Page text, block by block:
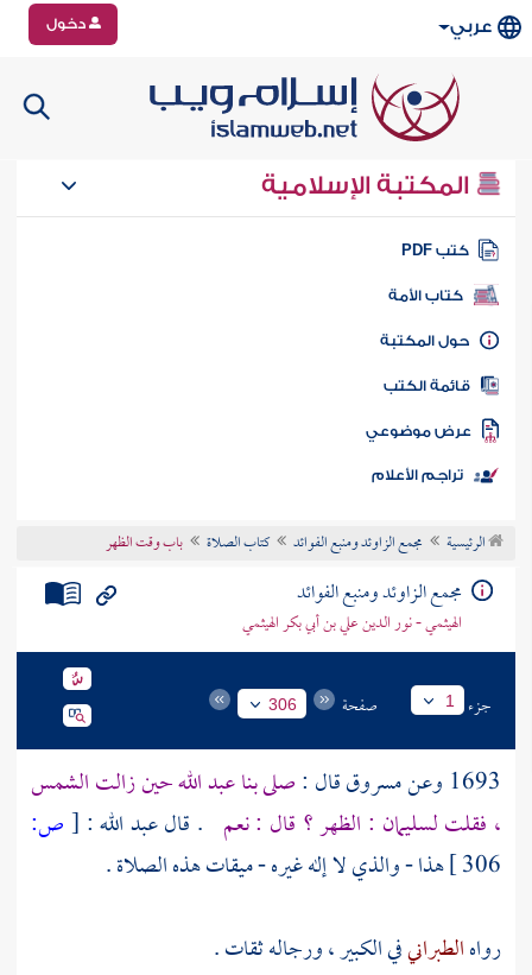
عربي دخول
المكتبة الإسلامية
كتب PDF
كتاب الأمة
المكتبة
الكتب
موضوعي
تراجم الأعلام
الرئيسية مجمع الزاوئد ومنبع الفوائد كتاب الصلاة باب وقت الظهر
مجمع الزاوئد ومنبع الفوائد
الهيثمي - نور الدين علي بن أبي بكر الهيثمي
جزء 1 صفحة 306
1693 وعن مسروققال :صلى بناعبد اللهحين زالت الشمس
، فقلتلسليمان : الظهر ؟ قال : نعم . قالعبد الله:
[ص:
306 ] هذا - والذي لا إله غيره - ميقات هذه الصلاة .
رواهالطبرانيفي الكبير ، ورجاله ثقات .